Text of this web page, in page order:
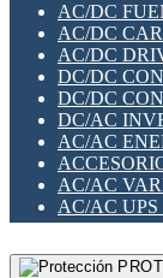
SWITCH Y
TARJETAS
UNIÓN Y
PLACAS
SWITCHES
SWITCHES
AC/DC
AC/DC
AC/DC
DC/DC
DC/DC
DC/AC
AC/AC
AC/AC
AC/AC